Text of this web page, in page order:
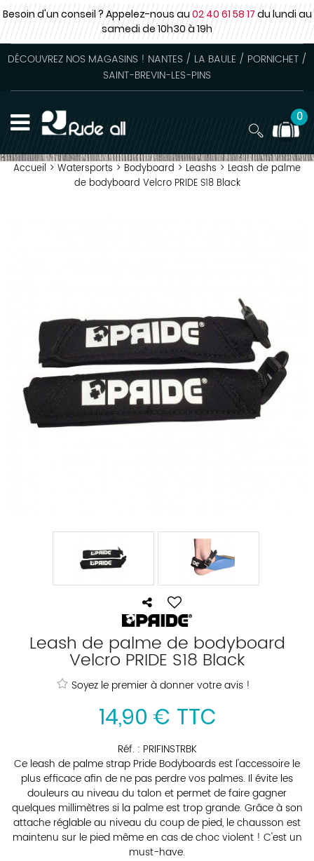
Besoin d'un conseil ? Appelez-nous au02 40 61 58 17du lundi au
samedide 10h30 à 19h
DÉCOUVREZ NOS MAGASINS ! NANTES / LA BAULE / PORNICHET /
SAINT-BREVIN-LES-PINS
0
Accueil > Watersports > Bodyboard > Leashs > Leash de palme
de bodyboard Velcro PRIDE S18 Black
Leash de palme de bodyboard
Velcro PRIDE S18 Black
Soyez le premier à donner votre avis !
14,90 € TTC
Réf. : PRIFINSTRBK
Ce leash de palme strap Pride Bodyboards est l'accessoire le
plus efficace afin de ne pas perdre vos palmes. Il évite les
douleurs au niveau du talon et permet de faire gagner
quelques millimètres si la palme est trop grande. Grâce à son
attache réglable au niveau du coup de pied, le chausson est
maintenu sur le pied même en cas de choc violent ! C'est un
must-have.